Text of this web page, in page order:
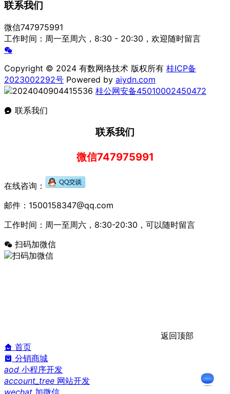
联系我们
微信747975991
工作时间：周一至周六，8:30 - 20:30，欢迎随时留言
Copyright © 2024 有数网络技术 版权所有 桂ICP备
2023002292号 Powered by aiydn.com
桂公网安备45010002450472
联系我们
联系我们
微信747975991
在线咨询：
邮件：1500158347@qq.com
工作时间：周一至周六，8:30-20:30，可以随时留言
扫码加微信
返回顶部
首页
分销商城
aod 小程序开发
account_tree 网站开发
wechat 加微信